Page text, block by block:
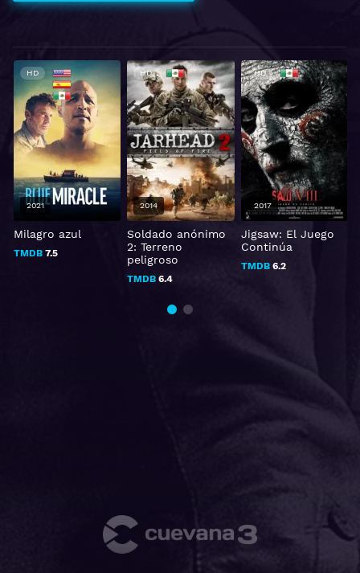
Milagro azul
TMDB7.5
HD
2021
Soldado anónimo
2: Terreno
peligroso
TMDB 6.4
HD
2014
Jigsaw: El Juego
Continúa
TMDB6.2
HD
2017